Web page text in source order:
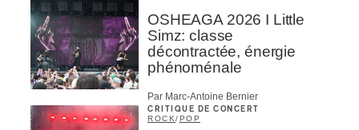
OSHEAGA 2026 I Little
Simz: classe
décontractée, énergie
phénoménale
Par Marc-Antoine Bernier
CRITIQUE DE CONCERT
ROCK/POP